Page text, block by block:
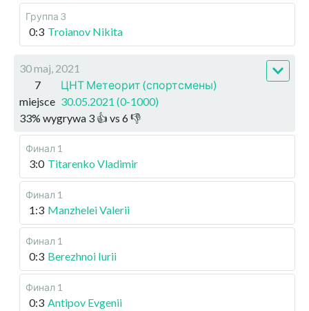
Группа 3
0:3 Troianov Nikita
30 maj, 2021
7
miejsce
ЦНТ Метеорит (спортсмены)
30.05.2021 (0-1000)
33% wygrywa 3 👍 vs 6👎
Финал 1
3:0 Titarenko Vladimir
Финал 1
1:3 Manzhelei Valerii
Финал 1
0:3 Berezhnoi Iurii
Финал 1
0:3 Antipov Evgenii